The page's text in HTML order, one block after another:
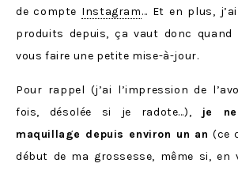
de compte Instagram… Et en plus,
produits depuis, ça vaut donc quand
vous faire une petite mise-à-jour.
Pour rappel (j’ai l’impression de
fois, désolée si je radote…),
je
maquillage depuis environ un an (ce
début de ma grossesse, même si, en